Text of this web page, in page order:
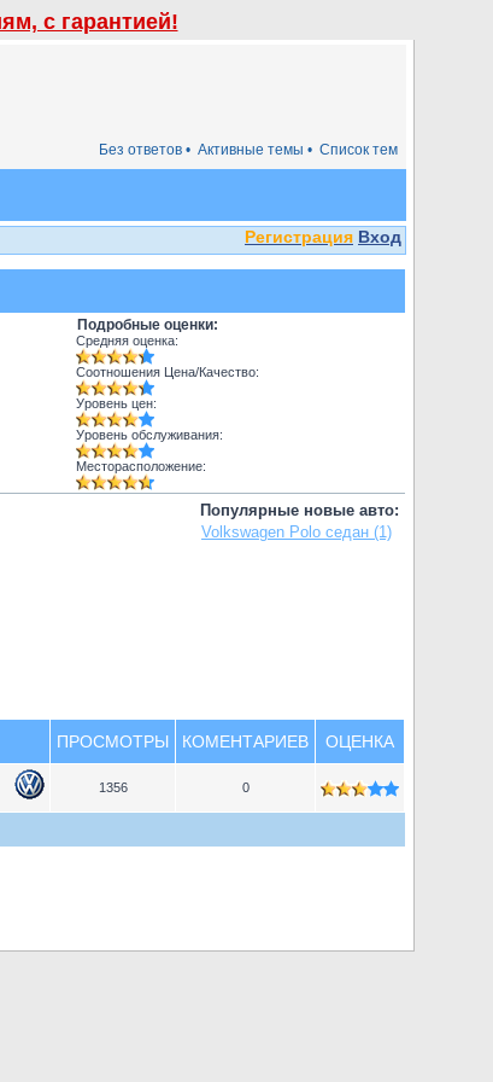
с гарантией!
Список тем
Активные темы •
Без ответов •
Регистрация Вход
Подробные оценки:
Средняя оценка:
Соотношения Цена/Качество:
Уровень цен:
Уровень обслуживания:
Месторасположение:
Популярные новые авто:
Volkswagen Polo седан (1)
ПРОСМОТРЫ КОМЕНТАРИЕВ ОЦЕНКА
1356 0